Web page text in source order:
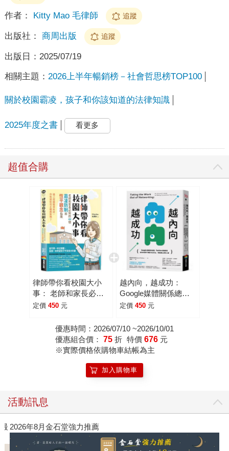
作者： Kitty Mao 毛律師 追蹤
出版社： 商周出版 追蹤
出版日： 2025/07/19
相關主題： 2026上半年暢銷榜－社會哲思榜TOP100
關於校園霸凌，孩子和你該知道的法律知識
2025年度之書 看更多
超值合購
律師帶你看校園大小
事： 老師和家長必知
的44個霸凌防制和性
定價 450 元
越內向，越成功：
Google媒體關係總
監、Twitter總編親授，
交法」，輕鬆建立深刻
人脈
定價 450 元
優惠時間：2026/07/10 ~2026/10/01
優惠組合價： 75 折 特價 676 元
※實際價格依購物車結帳為主
加入購物車
活動訊息
閱讀漫遊錄-2026上半年暢銷榜